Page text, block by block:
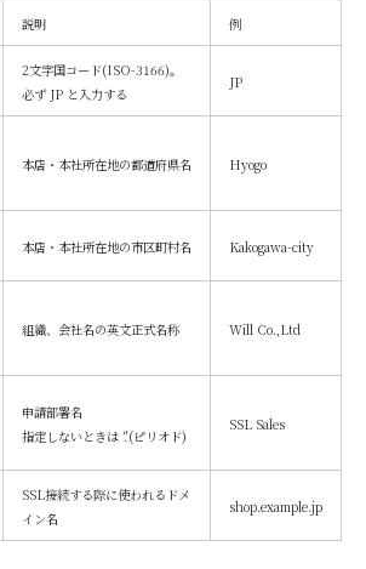
説明 例
2文字国コード(ISO-3166)。
必ず JP と入力する
JP
本店・本社所在地の都道府県名 Hyogo
本店・本社所在地の市区町村名 Kakogawa-city
組織、会社名の英文正式名称 Will Co.,Ltd
申請部署名
指定しないときは ‘.'(ピリオド)
SSL Sales
SSL接続する際に使われるドメ
イン名
shop.example.jp